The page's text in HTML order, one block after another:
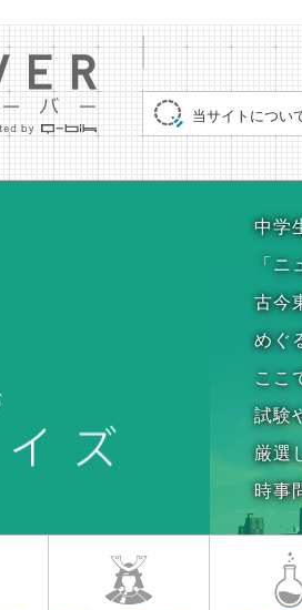
当サイトについ
中学
「
古今
めぐ
ここ
試験
厳選
時事